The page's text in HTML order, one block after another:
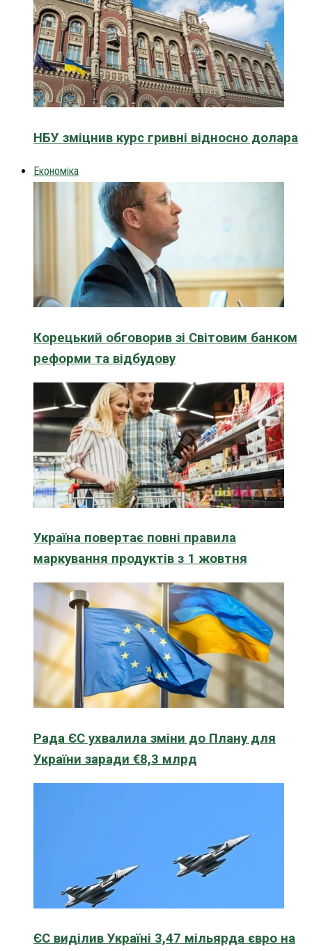
НБУ зміцнив курс гривні відносно долара
Економіка
Корецький обговорив зі Світовим банком
реформи та відбудову
Україна повертає повні правила
маркування продуктів з 1 жовтня
Рада ЄС ухвалила зміни до Плану для
України заради €8,3 млрд
ЄС виділив Україні 3,47 мільярда євро на